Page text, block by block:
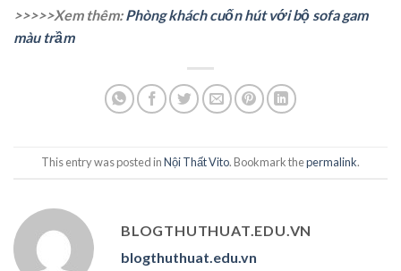
>>>>>Xem thêm:Phòng khách cuốn hút với bộ sofa gam
màu trầm
This entry was posted inNội Thất Vito. Bookmark thepermalink.
BLOGTHUTHUAT.EDU.VN
blogthuthuat.edu.vn